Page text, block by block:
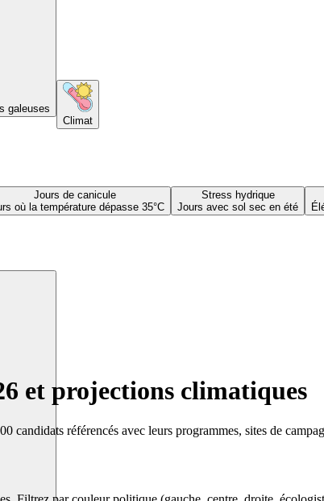
galeuses
Climat
Jours de canicule
où la température dépasse 35°C
Stress hydrique
Jours avec sol sec en été
et projections climatiques
référencés avec leurs programmes, sites de